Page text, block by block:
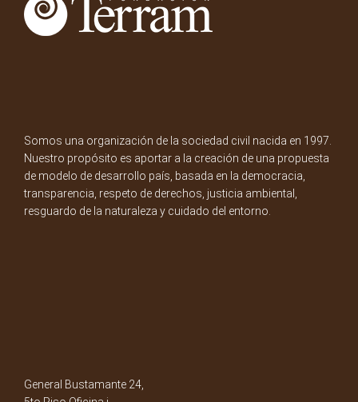
Somos una organización de la sociedad civil nacida en 1997.
Nuestro propósito es aportar a la creación de una propuesta
de modelo de desarrollo país, basada en la democracia,
transparencia, respeto de derechos, justicia ambiental,
resguardo de la naturaleza y cuidado del entorno.
General Bustamante 24,